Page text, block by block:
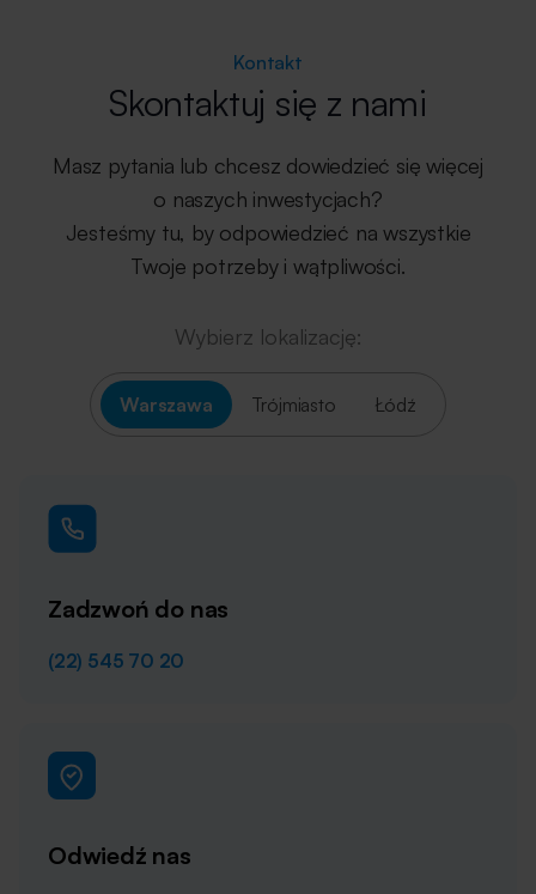
Kontakt
Skontaktuj się z nami
Masz pytania lub chcesz dowiedzieć się więcej
o naszych inwestycjach?
Jesteśmy tu, by odpowiedzieć na wszystkie
Twoje potrzeby i wątpliwości.
Wybierz lokalizację:
Warszawa Trójmiasto Łódź
Zadzwoń do nas
(22) 545 70 20
Odwiedź nas